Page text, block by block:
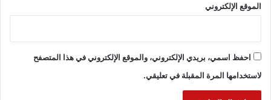
الموقع الإلكتروني
احفظ اسمي، بريدي الإلكتروني، والموقع الإلكتروني في هذا المتصفح
لاستخدامها المرة المقبلة في تعليقي.